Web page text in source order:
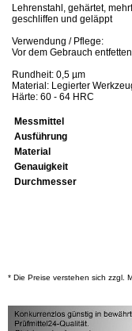
Lehrenstahl, gehärtet,
geschliffen und geläppt
Verwendung / Pflege:
Vor dem Gebrauch
Rundheit: 0,5 µm
Material: Legierter
Härte: 60 - 64 HRC
Messmittel
Ausführung
Material
Genauigkeit
Durchmesser
* Die Preise verstehen sich zzgl.